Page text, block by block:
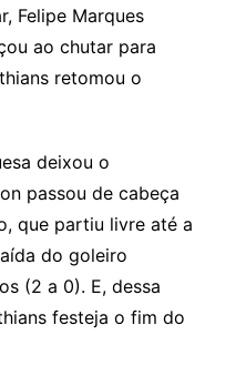
Felipe Marques
ao chutar para
retomou o
deixou o
passou de cabeça
que partiu livre até a
do goleiro
(2 a 0). E, dessa
festeja o fim do